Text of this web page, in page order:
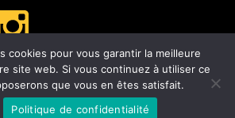
cookies pour vous garantir la meilleure
site web. Si vous continuez à utiliser ce
que vous en êtes satisfait.
Politique de confidentialité